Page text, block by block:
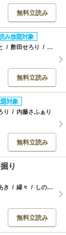
無料立読み
/ 酢田せろり /
無料立読み
り / 内藤さふぁり
無料立読み
り
き / 縁々 / しののめのよこ
無料立読み